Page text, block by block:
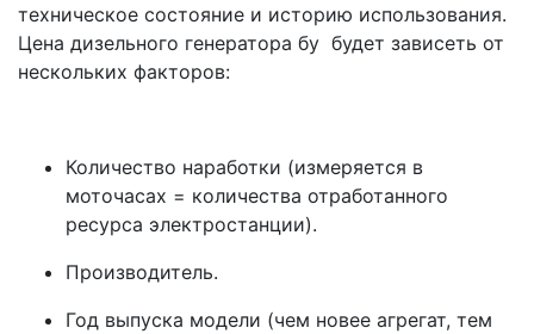
техническое состояние и историю использования.
Цена дизельного генератора бу будет зависеть от
нескольких факторов:
Количество наработки (измеряется в
моточасах = количества отработанного
ресурса электростанции).
Производитель.
Год выпуска модели (чем новее агрегат, тем